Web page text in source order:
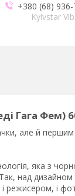
+380 (68) 936-
Kyivstar
Гага Фем)
але й
яка з
над
режисером, і